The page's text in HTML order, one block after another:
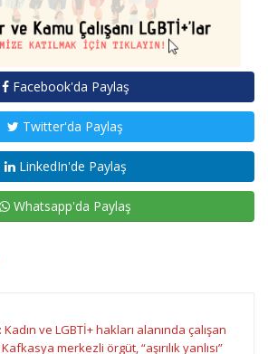
Facebook'da Paylaş
Twitter'da Paylaş
LinkedIn'de Paylaş
Whatsapp'da Paylaş
ve LGBTİ+ hakları alanında çalışan
merkezli örgüt, “aşırılık yanlısı”